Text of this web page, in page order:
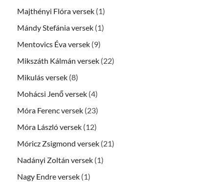
Majthényi Flóra versek (1)
Mándy Stefánia versek (1)
Mentovics Éva versek (9)
Mikszáth Kálmán versek (22)
Mikulás versek (8)
Mohácsi Jenő versek (4)
Móra Ferenc versek (23)
Móra László versek (12)
Móricz Zsigmond versek (21)
Nadányi Zoltán versek (1)
Nagy Endre versek (1)